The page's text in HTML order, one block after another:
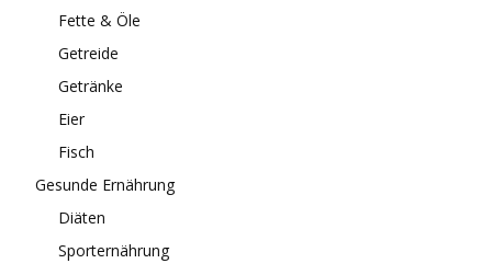
Fette & Öle
Getreide
Getränke
Eier
Fisch
Gesunde Ernährung
Diäten
Sporternährung